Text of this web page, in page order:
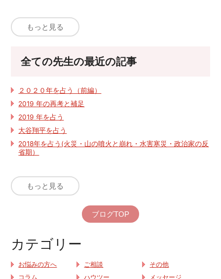
もっと見る
全ての先生の最近の記事
２０２０年を占う（前編）
2019 年の再考と補足
2019 年を占う
大谷翔平を占う
2018年を占う(火災・山の噴火と崩れ・水害寒災・政治家の反
省期）
もっと見る
ブログTOP
カテゴリー
お悩みの方へ ご相談
その他
コラム
ハウツー
メッセージ